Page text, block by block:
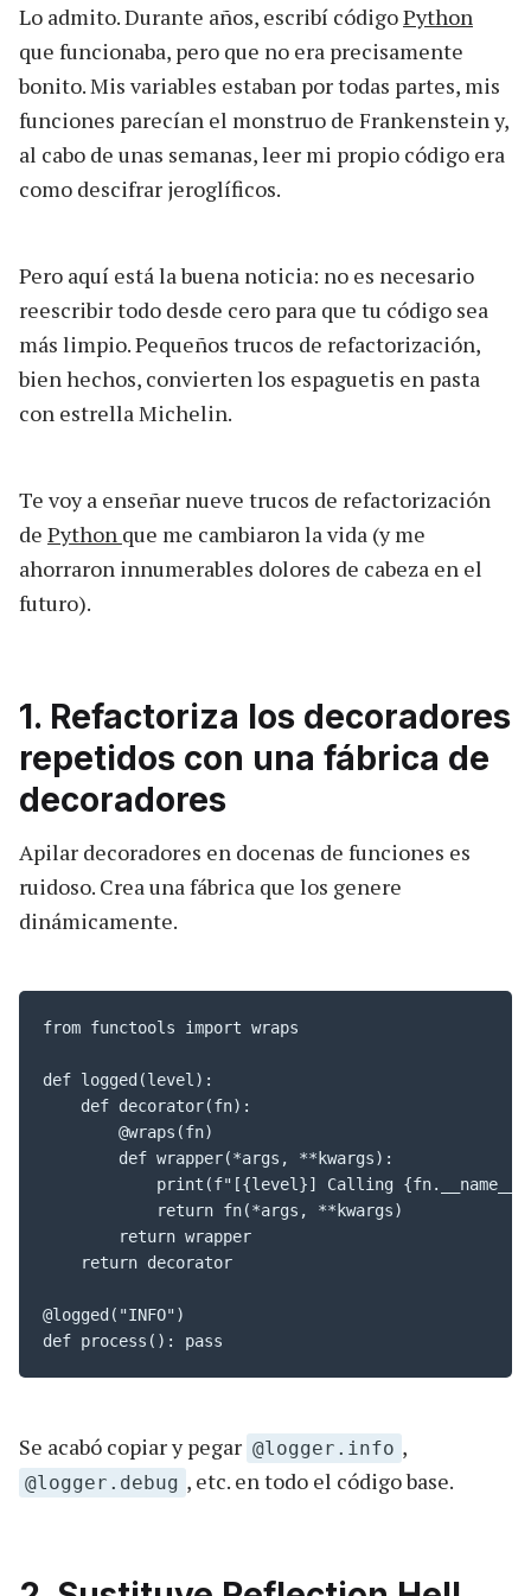
Lo admito. Durante años, escribí códigoPython
que funcionaba, pero que no era precisamente
bonito. Mis variables estaban por todas partes, mis
funciones parecían el monstruo de Frankenstein y,
al cabo de unas semanas, leer mi propio código era
como descifrar jeroglíficos.
Pero aquí está la buena noticia: no es necesario
reescribir todo desde cero para que tu código sea
más limpio. Pequeños trucos de refactorización,
bien hechos, convierten los espaguetis en pasta
con estrella Michelin.
Te voy a enseñar nueve trucos de refactorización
de Python que me cambiaron la vida (y me
ahorraron innumerables dolores de cabeza en el
futuro).
1. Refactoriza los decoradores
repetidos con una fábrica de
decoradores
Apilar decoradores en docenas de funciones es
ruidoso. Crea una fábrica que los genere
dinámicamente.
from functools import wraps
def logged(level):
    def decorator(fn):
        @wraps(fn)
        def wrapper(*args, **kwargs):
print(f"[{level}] Calling
            return fn(*args, **kwargs)
        return wrapper
    return decorator
@logged("INFO")
def process(): pass
Se acabó copiar y pegar @logger.info ,
@logger.debug , etc. en todo el código base.